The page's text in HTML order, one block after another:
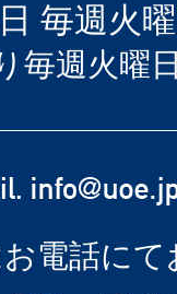
毎週火
毎週火曜
電話にて